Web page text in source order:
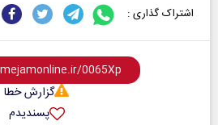
اشتراک گذاری :
گزارش خطا
پسندیدم